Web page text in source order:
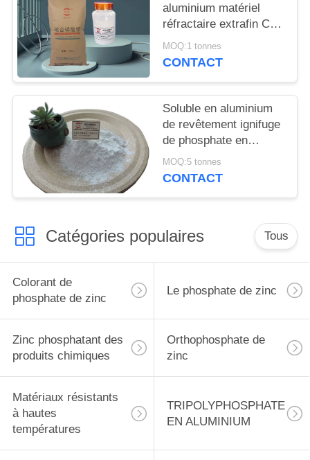
PRIVACY
POLICY
aluminium matériel
réfractaire extrafin Cas
7784-30-7 de reliure
MOQ:1 tonnes
CONTACT
Soluble en aluminium
de revêtement ignifuge
de phosphate en
matériel résistant à la
chaleur Cas 7784-30-7
MOQ:5 tonnes
CONTACT
Catégories populaires Tous
Colorant de
phosphate de zinc
Le phosphate de zinc
Zinc phosphatant des
produits chimiques
Orthophosphate de
zinc
Matériaux résistants
à hautes
températures
TRIPOLYPHOSPHATE
EN ALUMINIUM